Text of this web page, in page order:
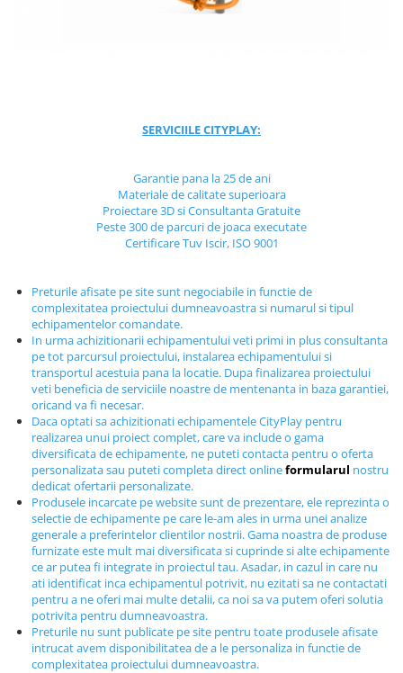
Animale din cauciuc
SPORT SI FITNESS
Skateboarding
Tenis si Volei
Ciclism
Street Workout
Terenuri Multisport
Trasee Ninja
Echipamente fitness
Mese de jocuri
MOBILIER URBAN
Garduri/Imprejmuiri
Cosuri de gunoi
Panouri pentru informare/Marcaje
Foisoare si pergole
Rastel Biciclete
Banci
SERVICIILE CITYPLAY:
Garantie pana la 25 de ani
Materiale de calitate superioara
Proiectare 3D si Consultanta Gratuite
Peste 300 de parcuri de joaca executate
Certificare Tuv Iscir, ISO 9001
Preturile afisate pe site sunt negociabile in functie de
complexitatea proiectului dumneavoastra si numarul si tipul
echipamentelor comandate.
In urma achizitionarii echipamentului veti primi in plus consultanta
pe tot parcursul proiectului, instalarea echipamentului si
transportul acestuia pana la locatie. Dupa finalizarea proiectului
veti beneficia de serviciile noastre de mentenanta in baza garantiei,
oricand va fi necesar.
Daca optati sa achizitionati echipamentele CityPlay pentru
realizarea unui proiect complet, care va include o gama
diversificata de echipamente, ne puteti contacta pentru o oferta
personalizata sau puteti completa direct onlineformularul nostru
dedicat ofertarii personalizate.
Produsele incarcate pe website sunt de prezentare, ele reprezinta o
selectie de echipamente pe care le-am ales in urma unei analize
generale a preferintelor clientilor nostrii. Gama noastra de produse
furnizate este mult mai diversificata si cuprinde si alte echipamente
ce ar putea fi integrate in proiectul tau. Asadar, in cazul in care nu
ati identificat inca echipamentul potrivit, nu ezitati sa ne contactati
pentru a ne oferi mai multe detalii, ca noi sa va putem oferi solutia
potrivita pentru dumneavoastra.
Preturile nu sunt publicate pe site pentru toate produsele afisate
intrucat avem disponibilitatea de a le personaliza in functie de
complexitatea proiectului dumneavoastra.